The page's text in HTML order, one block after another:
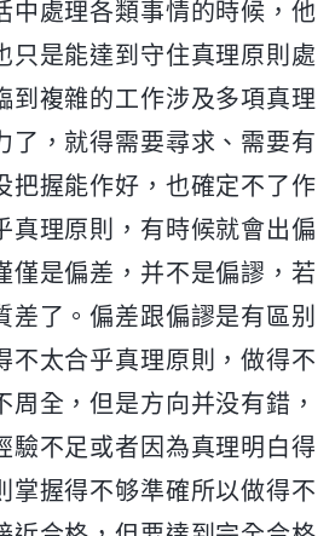
中處理各類事情的時候，他
只是能達到守住真理原則處
到複雜的工作涉及多項真理
了，就得需要尋求、需要有
把握能作好，也確定不了作
真理原則，有時候就會出偏
僅是偏差，并不是偏謬，若
差了。偏差跟偏謬是有區别
不太合乎真理原則，做得不
周全，但是方向并没有錯，
驗不足或者因為真理明白得
掌握得不够準確所以做得不